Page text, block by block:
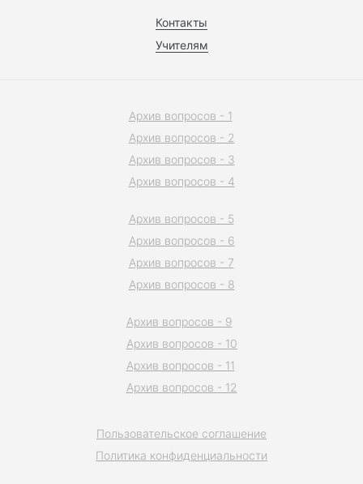
Контакты
Учителям
Пользовательское соглашение
Политика конфиденциальности
Архив вопросов - 1
Архив вопросов - 2
Архив вопросов - 3
Архив вопросов - 4
Архив вопросов - 5
Архив вопросов - 6
Архив вопросов - 7
Архив вопросов - 8
Архив вопросов - 9
Архив вопросов - 10
Архив вопросов - 11
Архив вопросов - 12